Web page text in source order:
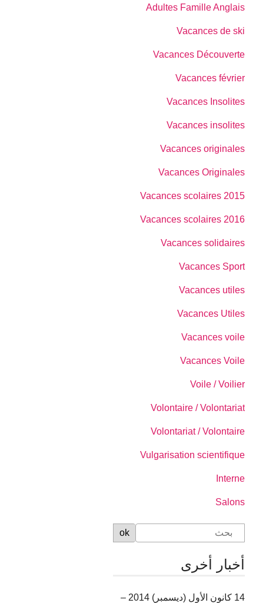
Adultes Famille Anglais
Vacances de ski
Vacances Découverte
Vacances février
Vacances Insolites
Vacances insolites
Vacances originales
Vacances Originales
Vacances scolaires 2015
Vacances scolaires 2016
Vacances solidaires
Vacances Sport
Vacances utiles
Vacances Utiles
Vacances voile
Vacances Voile
Voile / Voilier
Volontaire / Volontariat
Volontariat / Volontaire
Vulgarisation scientifique
Interne
Salons
أخبار أخرى
14 كانون الأول (ديسمبر) 2014 –